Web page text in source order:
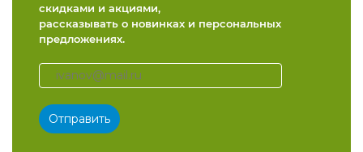
скидками и акциями,
рассказывать о новинках и персональных
предложениях.